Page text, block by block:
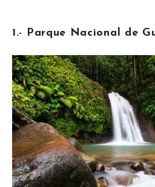
1.- Parque Nacional de